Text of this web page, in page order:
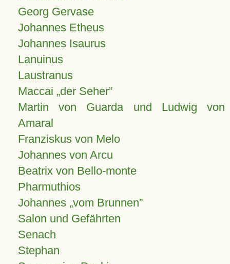
Georg Gervase
Johannes Etheus
Johannes Isaurus
Lanuinus
Laustranus
Maccai „der Seher”
Martin von Guarda und Ludwig von
Amaral
Franziskus von Melo
Johannes von Arcu
Beatrix von Bello-monte
Pharmuthios
Johannes vom Brunnen
Salon und Gefährten
Senach
Stephan